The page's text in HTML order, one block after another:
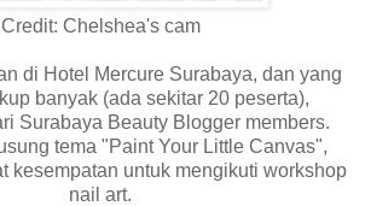
Credit: Chelshea's cam
di Hotel Mercure Surabaya, dan yang
banyak (ada sekitar 20 peserta),
Surabaya Beauty Blogger members.
tema "Paint Your Little Canvas",
kesempatan untuk mengikuti workshop
nail art.